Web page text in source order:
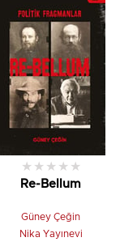
Re-Bellum
★ ★ ★ ★ ★
Güney Çeğin
Nika Yayınevi